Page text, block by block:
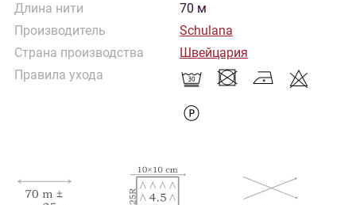
Длина нити
70 м
Производитель
Schulana
Страна производства
Швейцария
Правила ухода